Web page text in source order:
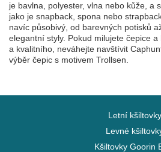
je bavlna, polyester, vlna nebo kůže, a
jako je snapback, spona nebo
navíc působivý, od barevných potisků
elegantní styly. Pokud milujete čepice
a kvalitního, neváhejte navštívit
výběr čepic s motivem Trollsen.
Letní kšiltovky
Levné
Kšiltovky Goorin